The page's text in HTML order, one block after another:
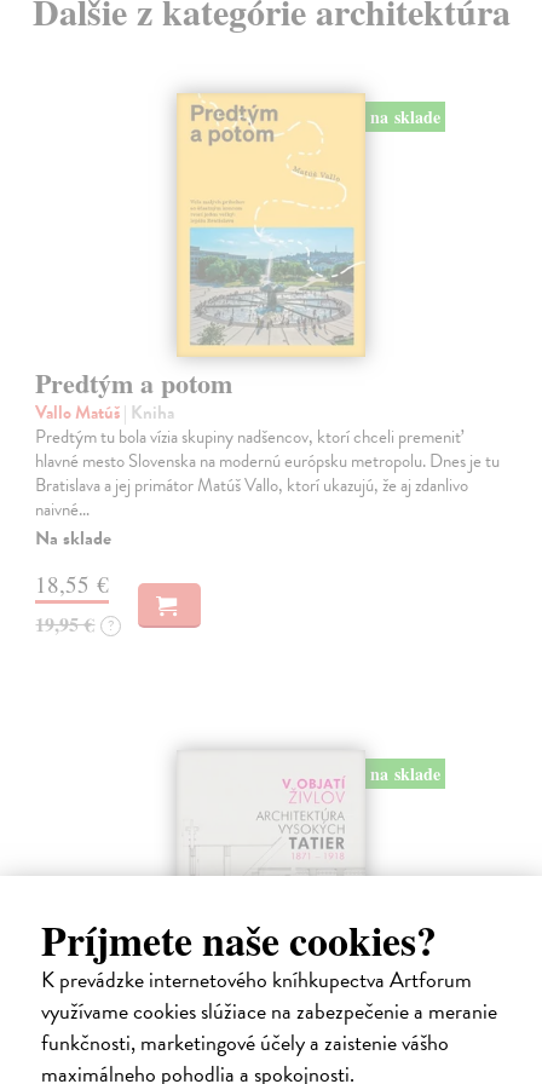
Príjmete naše cookies?
K prevádzke internetového kníhkupectva Artforum
využívame cookies slúžiace na zabezpečenie a meranie
funkčnosti, marketingové účely a zaistenie vášho
maximálneho pohodlia a spokojnosti.
Ďalšie z kategórie architektúra
na sklade
Predtým a potom
Vallo Matúš| Kniha
Predtým tu bola vízia skupiny nadšencov, ktorí chceli premeniť
hlavné mesto Slovenska na modernú európsku metropolu. Dnes je tu
Bratislava a jej primátor Matúš Vallo, ktorí ukazujú, že aj zdanlivo
naivné…
Na sklade
18,55 €
19,95 € ?
na sklade
V objatí živlov
Semančík Maroš
| Kniha
Monografia, ktorá vznikla na základe skoro 20 ročného výskumu
obsahuje analýzy najdôležitejších stavieb ako aj súpis všetkých 293